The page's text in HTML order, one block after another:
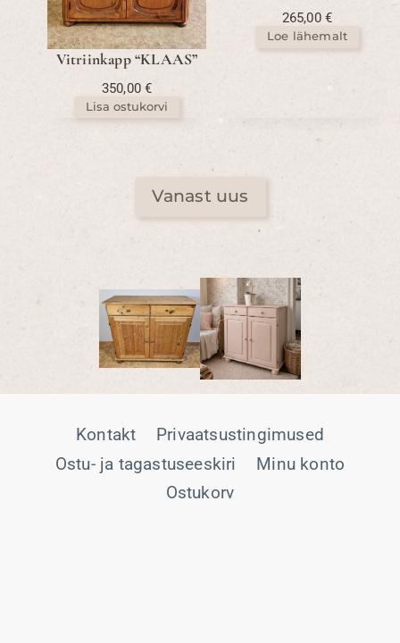
Vitriinkapp “KLAAS”
350,00€
Lisa ostukorvi
265,00€
Loe lähemalt
Vanast uus
Kontakt
Privaatsustingimused
Ostu- ja tagastuseeskiri
Minu konto
Ostukorv